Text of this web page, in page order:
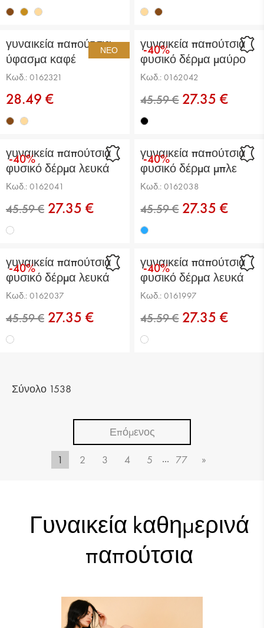
ΝΈΟ
γυναικεία παπούτσια
ύφασμα καφέ
Κωδ.: 0162321
28.49 €
-40%
γυναικεία παπούτσια
φυσικό δέρμα μαύρο
Κωδ.: 0162042
27.35 €
-40%
γυναικεία παπούτσια
φυσικό δέρμα λευκά
Κωδ.: 0162041
27.35 €
-40%
γυναικεία παπούτσια
φυσικό δέρμα μπλε
Κωδ.: 0162038
27.35 €
-40%
γυναικεία παπούτσια
φυσικό δέρμα λευκά
Κωδ.: 0162037
27.35 €
-40%
γυναικεία παπούτσια
φυσικό δέρμα λευκά
Κωδ.: 0161997
27.35 €
Σύνολο 1538
Επόμενος
1 2 3 4 5 ... 77 »
Γυναικεία kαθημερινά
παπούτσια